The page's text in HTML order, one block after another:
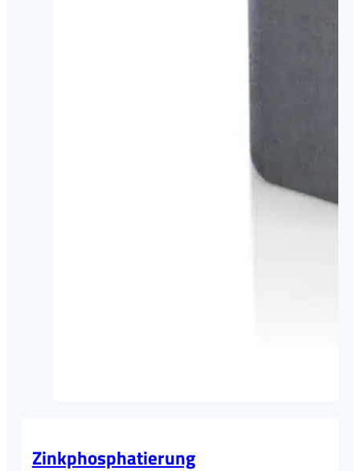
Zinkphosphatierung